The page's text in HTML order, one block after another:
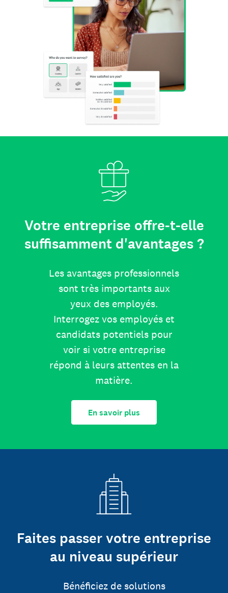
Votre entreprise offre-t-elle
suffisamment d'avantages ?
Les avantages professionnels
sont très importants aux
yeux des employés.
Interrogez vos employés et
candidats potentiels pour
voir si votre entreprise
répond à leurs attentes en la
matière.
En savoir plus
Faites passer votre entreprise
au niveau supérieur
Bénéficiez de solutions